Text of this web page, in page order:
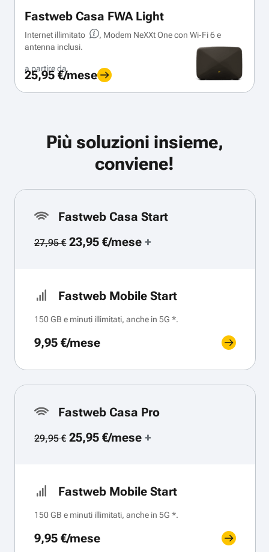
Fastweb Casa FWA Light
Internet illimitato
, Modem NeXXt One con Wi‑Fi 6 e
antenna inclusi.
a partire da
25,95 €/mese
Più soluzioni insieme,
conviene!
Fastweb Casa Start
27,95 €23,95 €/mese+
Fastweb Mobile Start
150 GB e minuti illimitati, anche in 5G *.
9,95 €/mese
Fastweb Casa Pro
29,95 €25,95 €/mese+
Fastweb Mobile Start
150 GB e minuti illimitati, anche in 5G *.
9,95 €/mese